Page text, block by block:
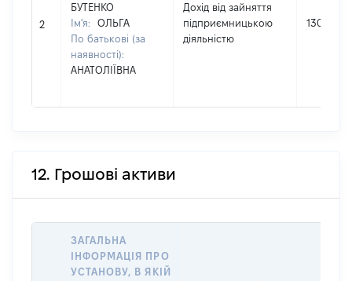
2
БУТЕНКО
Ім'я:
ОЛЬГА
По батькові (за
наявності):
АНАТОЛІЇВНА
Дохід від зайняття
підприємницькою
діяльністю
13000
12. Грошові активи
ЗАГАЛЬНА
ІНФОРМАЦІЯ ПРО
УСТАНОВУ, В ЯКІЙ